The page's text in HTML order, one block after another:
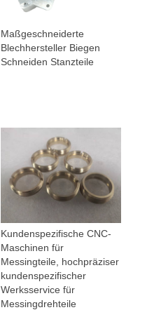
Maßgeschneiderte
Blechhersteller Biegen
Schneiden Stanzteile
Kundenspezifische CNC-
Maschinen für
Messingteile, hochpräziser
kundenspezifischer
Werksservice für
Messingdrehteile